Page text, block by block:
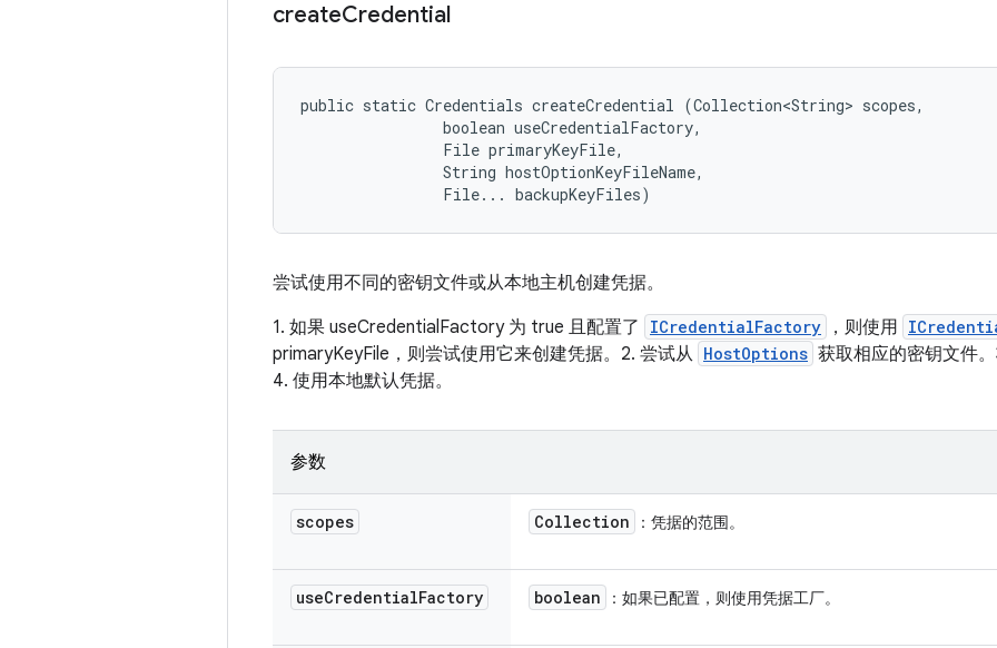
createCredential
public static Credentials createCredential (Collection<String> scopes,
                boolean useCredentialFactory,
                File primaryKeyFile,
                String hostOptionKeyFileName,
                File... backupKeyFiles)
尝试使用不同的密钥文件或从本地主机创建凭据。
1. 如果 useCredentialFactory 为 true 且配置了
ICredentialFactory ，则使用
primaryKeyFile，则尝试使用它来创建凭据。2. 尝试从 HostOptions 获取相应的密钥文件
4. 使用本地默认凭据。
参数
scopes Collection ：凭据的范围。
useCredentialFactory boolean ：如果已配置，则使用凭据工厂。